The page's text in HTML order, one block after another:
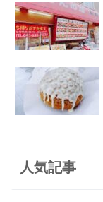
人気記事